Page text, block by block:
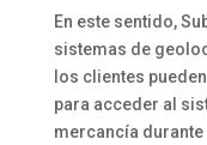
En este sentido,
sistemas de
los clientes
para acceder al
mercancía durante